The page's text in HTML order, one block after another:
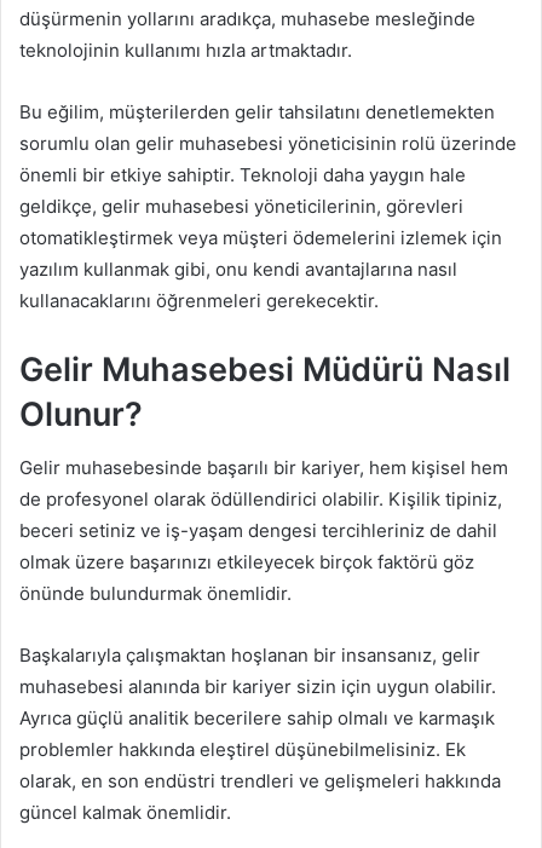
düşürmenin yollarını aradıkça, muhasebe mesleğinde
teknolojinin kullanımı hızla artmaktadır.
Bu eğilim, müşterilerden gelir tahsilatını denetlemekten
sorumlu olan gelir muhasebesi yöneticisinin rolü üzerinde
önemli bir etkiye sahiptir. Teknoloji daha yaygın hale
geldikçe, gelir muhasebesi yöneticilerinin, görevleri
otomatikleştirmek veya müşteri ödemelerini izlemek için
yazılım kullanmak gibi, onu kendi avantajlarına nasıl
kullanacaklarını öğrenmeleri gerekecektir.
Gelir Muhasebesi Müdürü Nasıl
Olunur?
Gelir muhasebesinde başarılı bir kariyer, hem kişisel hem
de profesyonel olarak ödüllendirici olabilir. Kişilik tipiniz,
beceri setiniz ve iş-yaşam dengesi tercihleriniz de dahil
olmak üzere başarınızı etkileyecek birçok faktörü göz
önünde bulundurmak önemlidir.
Başkalarıyla çalışmaktan hoşlanan bir insansanız, gelir
muhasebesi alanında bir kariyer sizin için uygun olabilir.
Ayrıca güçlü analitik becerilere sahip olmalı ve karmaşık
problemler hakkında eleştirel düşünebilmelisiniz. Ek
olarak, en son endüstri trendleri ve gelişmeleri hakkında
güncel kalmak önemlidir.